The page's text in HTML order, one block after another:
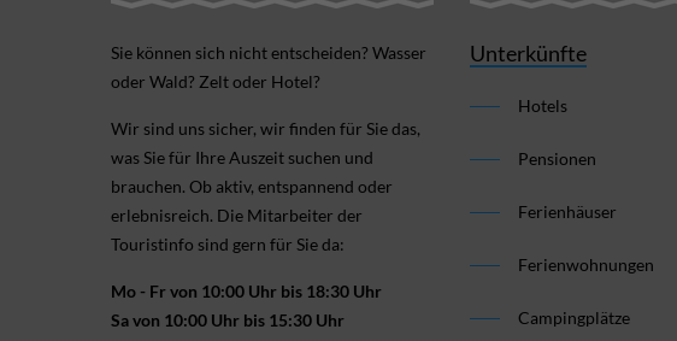
Sie können sich nicht ent­scheiden? Wasser
oder Wald? Zelt oder Hotel?
Wir sind uns sicher, wir finden für Sie das,
was Sie für Ihre Aus­zeit suchen und
brauchen. Ob aktiv, ent­spannend oder
erlebnis­reich. Die Mitarbeiter der
Touristinfo sind gern für Sie da:
Mo - Fr von 10:00 Uhr bis 18:30 Uhr
Sa von 10:00 Uhr bis 15:30 Uhr
Unterkünfte
Hotels
Pensionen
Ferienhäuser
Ferienwohnungen
Campingplätze